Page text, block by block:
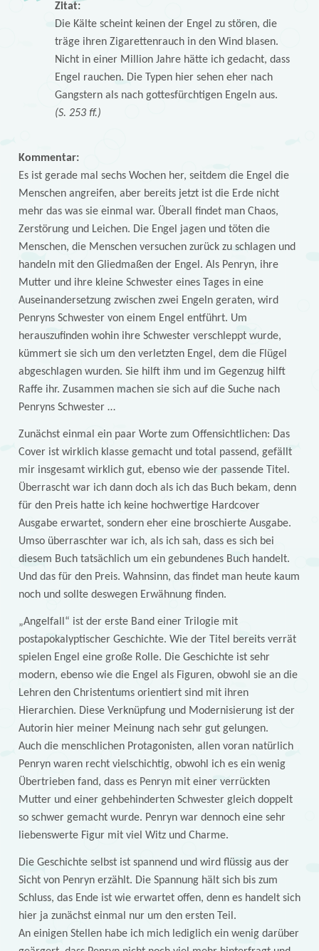
Zitat:
Die Kälte scheint keinen der Engel zu stören, die
träge ihren Zigarettenrauch in den Wind blasen.
Nicht in einer Million Jahre hätte ich gedacht, dass
Engel rauchen. Die Typen hier sehen eher nach
Gangstern als nach gottesfürchtigen Engeln aus.
(S. 253 ff.)
Kommentar:
Es ist gerade mal sechs Wochen her, seitdem die Engel die
Menschen angreifen, aber bereits jetzt ist die Erde nicht
mehr das was sie einmal war. Überall findet man Chaos,
Zerstörung und Leichen. Die Engel jagen und töten die
Menschen, die Menschen versuchen zurück zu schlagen und
handeln mit den Gliedmaßen der Engel. Als Penryn, ihre
Mutter und ihre kleine Schwester eines Tages in eine
Auseinandersetzung zwischen zwei Engeln geraten, wird
Penryns Schwester von einem Engel entführt. Um
herauszufinden wohin ihre Schwester verschleppt wurde,
kümmert sie sich um den verletzten Engel, dem die Flügel
abgeschlagen wurden. Sie hilft ihm und im Gegenzug hilft
Raffe ihr. Zusammen machen sie sich auf die Suche nach
Penryns Schwester …
Zunächst einmal ein paar Worte zum Offensichtlichen: Das
Cover ist wirklich klasse gemacht und total passend, gefällt
mir insgesamt wirklich gut, ebenso wie der passende Titel.
Überrascht war ich dann doch als ich das Buch bekam, denn
für den Preis hatte ich keine hochwertige Hardcover
Ausgabe erwartet, sondern eher eine broschierte Ausgabe.
Umso überraschter war ich, als ich sah, dass es sich bei
diesem Buch tatsächlich um ein gebundenes Buch handelt.
Und das für den Preis. Wahnsinn, das findet man heute kaum
noch und sollte deswegen Erwähnung finden.
„Angelfall“ ist der erste Band einer Trilogie mit
postapokalyptischer Geschichte. Wie der Titel bereits verrät
spielen Engel eine große Rolle. Die Geschichte ist sehr
modern, ebenso wie die Engel als Figuren, obwohl sie an die
Lehren den Christentums orientiert sind mit ihren
Hierarchien. Diese Verknüpfung und Modernisierung ist der
Autorin hier meiner Meinung nach sehr gut gelungen.
Auch die menschlichen Protagonisten, allen voran natürlich
Penryn waren recht vielschichtig, obwohl ich es ein wenig
Übertrieben fand, dass es Penryn mit einer verrückten
Mutter und einer gehbehinderten Schwester gleich doppelt
so schwer gemacht wurde. Penryn war dennoch eine sehr
liebenswerte Figur mit viel Witz und Charme.
Die Geschichte selbst ist spannend und wird flüssig aus der
Sicht von Penryn erzählt. Die Spannung hält sich bis zum
Schluss, das Ende ist wie erwartet offen, denn es handelt sich
hier ja zunächst einmal nur um den ersten Teil.
An einigen Stellen habe ich mich lediglich ein wenig darüber